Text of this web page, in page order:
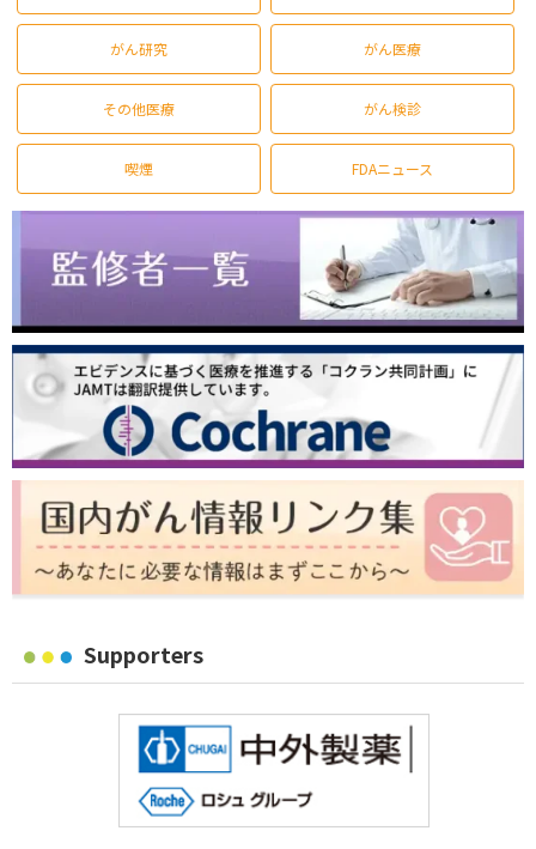
がん研究 がん医療
その他医療 がん検診
喫煙 FDAニュース
Supporters